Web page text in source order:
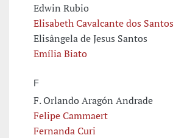
Edwin Rubio
Elisabeth Cavalcante dos Santos
Elisângela de Jesus Santos
Emília Biato
F
F. Orlando Aragón Andrade
Felipe Cammaert
Fernanda Curi